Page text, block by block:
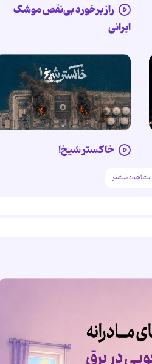
راز برخورد بی‌نقص موشک
ایرانی
خاکستر شیخ!
مشاهده بیشتر